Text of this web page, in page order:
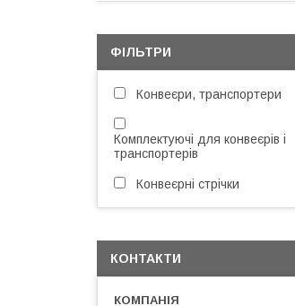
ФІЛЬТРИ
Конвеєри, транспортери
Комплектуючі для конвеєрів і
транспортерів
Конвеєрні стрічки
КОНТАКТИ